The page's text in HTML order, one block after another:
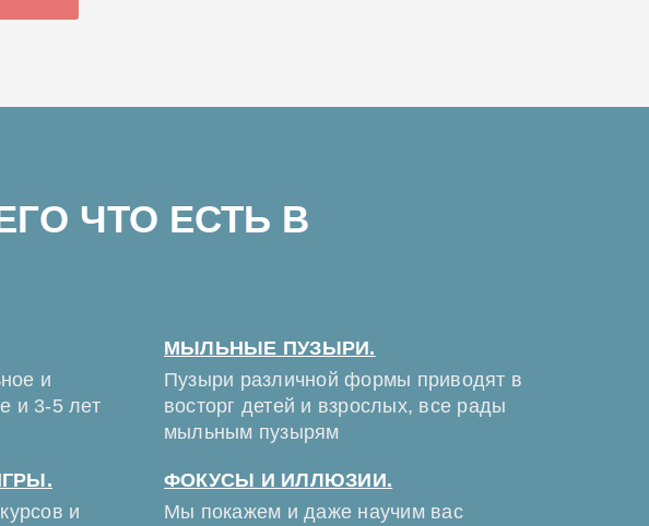
ЧТО ЕСТЬ В
и
и 3-5 лет
и
МЫЛЬНЫЕ ПУЗЫРИ.
Пузыри различной формы приводят в
восторг детей и взрослых, все рады
мыльным пузырям
ФОКУСЫ И ИЛЛЮЗИИ.
Мы покажем и даже научим вас